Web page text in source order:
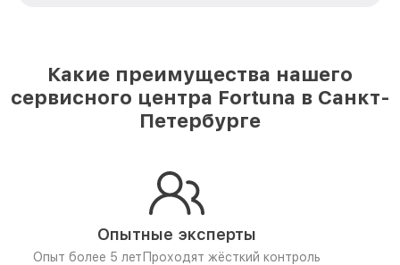
Какие преимущества нашего
сервисного центра Fortuna в Санкт-
Петербурге
Опытные эксперты
Опыт более 5 лет Проходят жёсткий контроль